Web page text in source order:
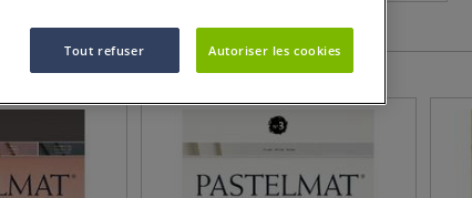
12 Articles
Tout refuser Autoriser les cookies